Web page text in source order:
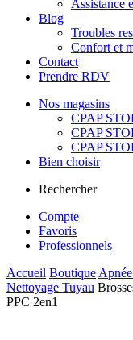
Assistance
Blog
Troubles
Confort et
Contact
Prendre RDV
Nos magasins
CPAP
CPAP
CPAP
Bien choisir
Rechercher
Compte
Favoris
Professionnels
Accueil Boutique
Nettoyage Tuyau
PPC 2en1